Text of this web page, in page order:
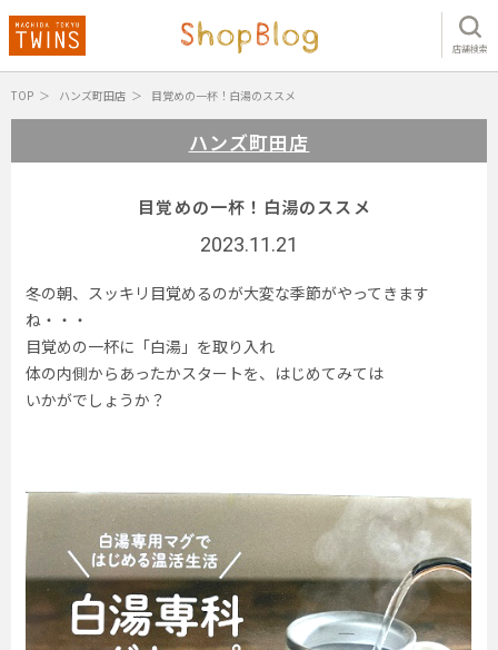
店舗検索
TOP ハンズ町田店 目覚めの一杯！白湯のススメ
ハンズ町田店
目覚めの一杯！白湯のススメ
2023.11.21
冬の朝、スッキリ目覚めるのが大変な季節がやってきます
ね・・・
目覚めの一杯に「白湯」を取り入れ
体の内側からあったかスタートを、はじめてみては
いかがでしょうか？